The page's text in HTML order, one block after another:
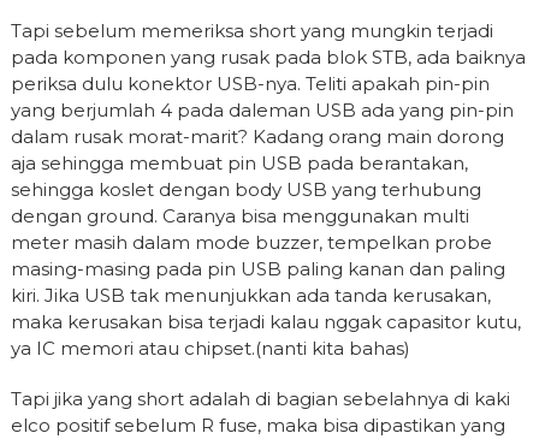
Tapi sebelum memeriksa short yang mungkin terjadi
pada komponen yang rusak pada blok STB, ada baiknya
periksa dulu konektor USB-nya. Teliti apakah pin-pin
yang berjumlah 4 pada daleman USB ada yang pin-pin
dalam rusak morat-marit? Kadang orang main dorong
aja sehingga membuat pin USB pada berantakan,
sehingga koslet dengan body USB yang terhubung
dengan ground. Caranya bisa menggunakan multi
meter masih dalam mode buzzer, tempelkan probe
masing-masing pada pin USB paling kanan dan paling
kiri. Jika USB tak menunjukkan ada tanda kerusakan,
maka kerusakan bisa terjadi kalau nggak capasitor kutu,
ya IC memori atau chipset.(nanti kita bahas)
Tapi jika yang short adalah di bagian sebelahnya di kaki
elco positif sebelum R fuse, maka bisa dipastikan yang